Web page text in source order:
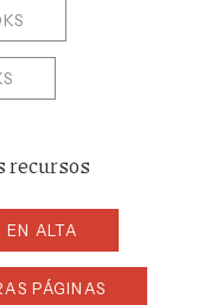
recursos
EN ALTA
PÁGINAS